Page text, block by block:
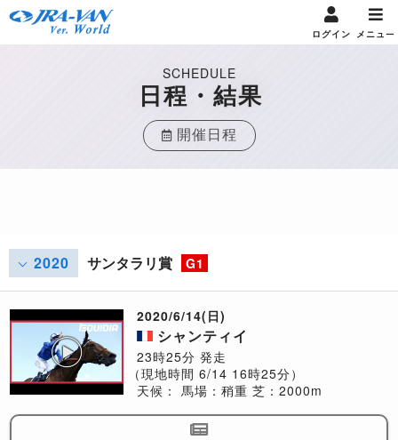
ログイン メニュー
SCHEDULE
日程・結果
開催日程
2020 サンタラリ賞 G1
2020/6/14(日)
シャンティイ
23時25分 発走
（現地時間 6/14 16時25分）
天候： 馬場：稍重 芝：2000m